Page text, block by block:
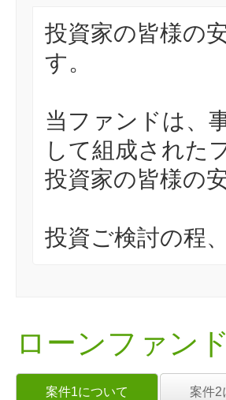
投資家の皆様の
す。
当ファンドは、
して組成された
投資家の皆様の
投資ご検討の程
ローンファン
案件1について 案件2